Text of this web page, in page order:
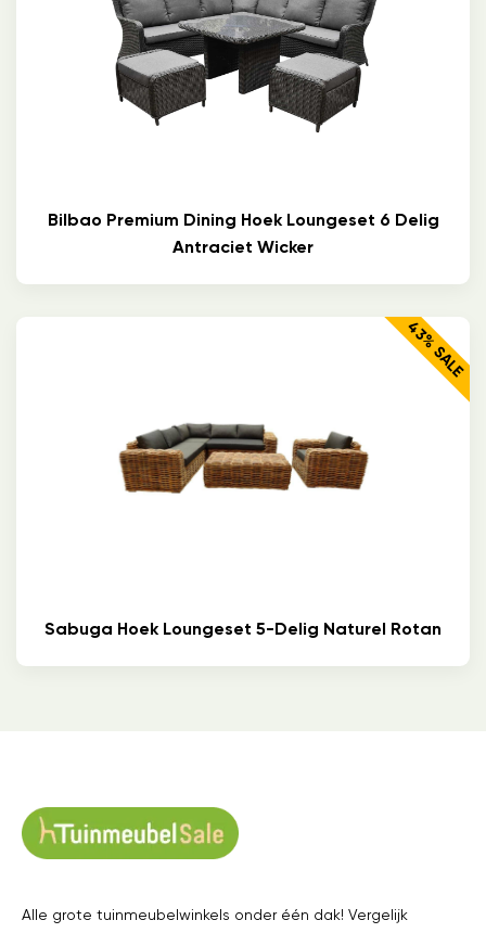
Bilbao Premium Dining Hoek Loungeset 6 Delig
Antraciet Wicker
43% SALE
Sabuga Hoek Loungeset 5-Delig Naturel Rotan
Alle grote tuinmeubelwinkels onder één dak! Vergelijk